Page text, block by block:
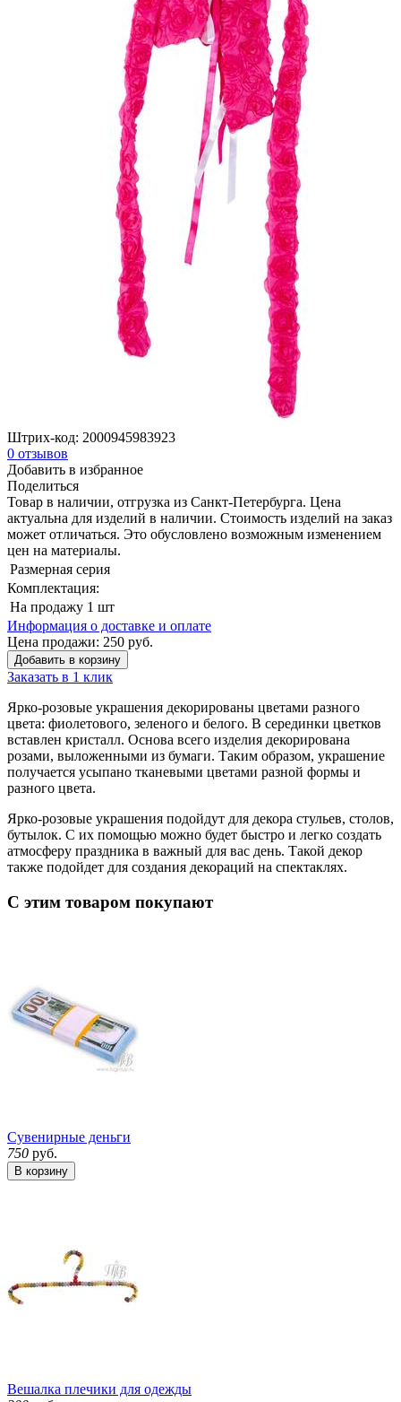
Штрих-код: 2000945983923
0 отзывов
Добавить в избранное
Поделиться
Товар в наличии, отгрузка из Санкт-Петербурга. Цена
актуальна для изделий в наличии. Стоимость изделий на заказ
может отличаться. Это обусловлено возможным изменением
цен на материалы.
Размерная серия
Комплектация:
На продажу 1 шт
Информация о доставке и оплате
Цена продажи: 250 руб.
Добавить в корзину
Заказать в 1 клик
Ярко-розовые украшения декорированы цветами разного
цвета: фиолетового, зеленого и белого. В серединки цветков
вставлен кристалл. Основа всего изделия декорирована
розами, выложенными из бумаги. Таким образом, украшение
получается усыпано тканевыми цветами разной формы и
разного цвета.
Ярко-розовые украшения подойдут для декора стульев, столов,
бутылок. С их помощью можно будет быстро и легко создать
атмосферу праздника в важный для вас день. Такой декор
также подойдет для создания декораций на спектаклях.
С этим товаром покупают
Сувенирные деньги
750 руб.
В корзину
Вешалка плечики для одежды